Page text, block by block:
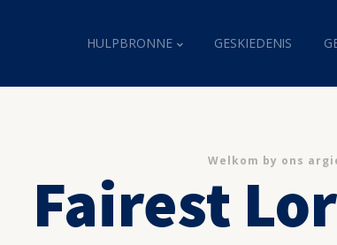
HULPBRONNE GESKIEDENIS
Welkom by ons
Fairest